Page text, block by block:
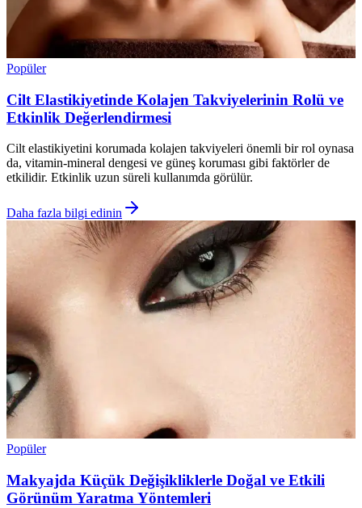
Popüler
Cilt Elastikiyetinde Kolajen Takviyelerinin Rolü ve
Etkinlik Değerlendirmesi
Cilt elastikiyetini korumada kolajen takviyeleri önemli bir rol oynasa
da, vitamin-mineral dengesi ve güneş koruması gibi faktörler de
etkilidir. Etkinlik uzun süreli kullanımda görülür.
Daha fazla bilgi edinin
Popüler
Makyajda Küçük Değişikliklerle Doğal ve Etkili
Görünüm Yaratma Yöntemleri